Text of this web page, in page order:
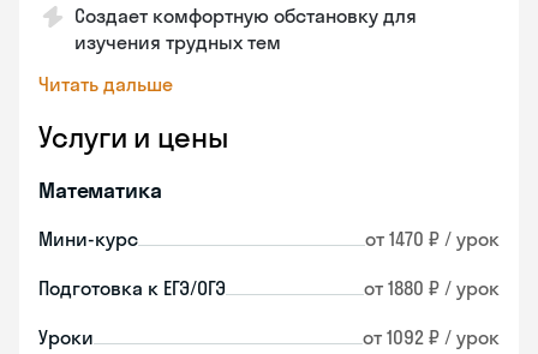
Создает комфортную обстановку для
изучения трудных тем
Читать дальше
Услуги и цены
Математика
Мини-курс от 1470 ₽ / урок
Подготовка к ЕГЭ/ОГЭ от 1880 ₽ / урок
Уроки от 1092 ₽ / урок